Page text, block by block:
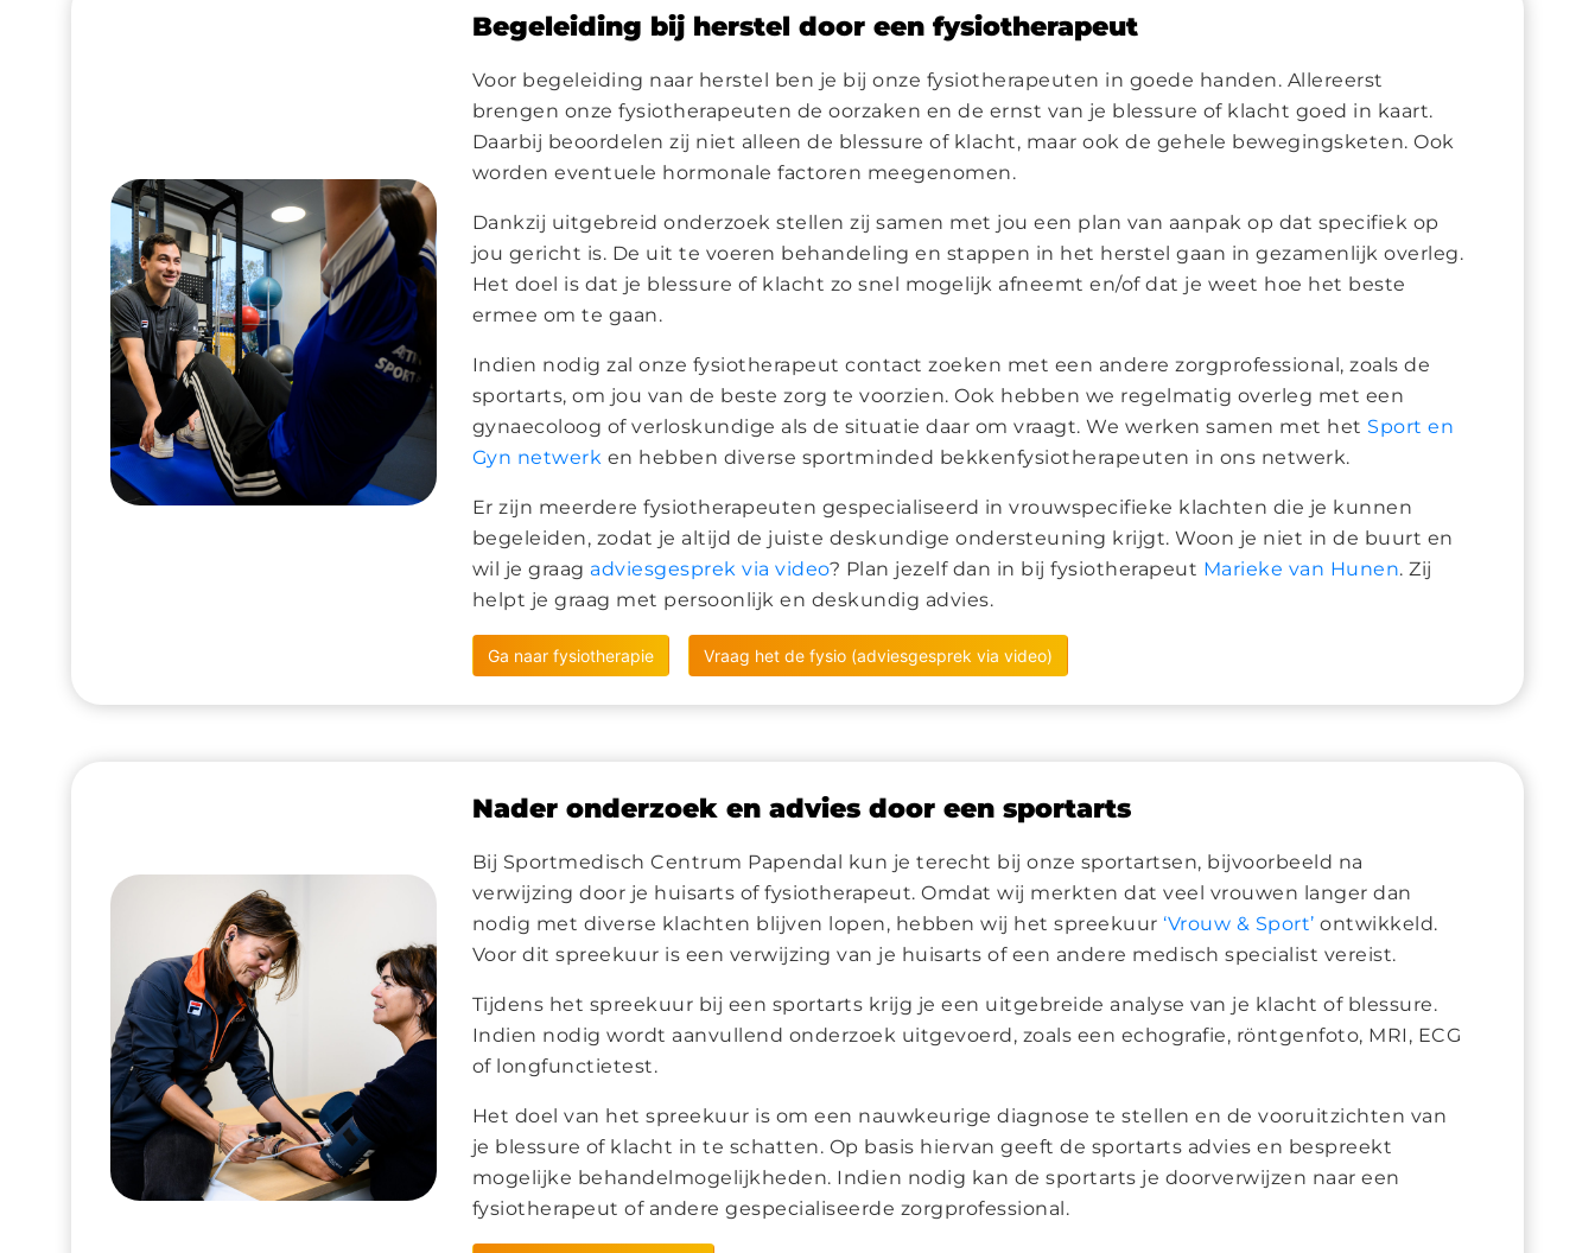
Begeleiding bij herstel door een fysiotherapeut
Voor begeleiding naar herstel ben je bij onze fysiotherapeuten in goede handen. Allereerst
brengen onze fysiotherapeuten de oorzaken en de ernst van je blessure of klacht goed in kaart.
Daarbij beoordelen zij niet alleen de blessure of klacht, maar ook de gehele bewegingsketen. Ook
worden eventuele hormonale factoren meegenomen.
Dankzij uitgebreid onderzoek stellen zij samen met jou een plan van aanpak op dat specifiek op
jou gericht is. De uit te voeren behandeling en stappen in het herstel gaan in gezamenlijk overleg.
Het doel is dat je blessure of klacht zo snel mogelijk afneemt en/of dat je weet hoe het beste
ermee om te gaan.
Indien nodig zal onze fysiotherapeut contact zoeken met een andere zorgprofessional, zoals de
sportarts, om jou van de beste zorg te voorzien. Ook hebben we regelmatig overleg met een
gynaecoloog of verloskundige als de situatie daar om vraagt. We werken samen met het Sport en
Gyn netwerk en hebben diverse sportminded bekkenfysiotherapeuten in ons netwerk.
Er zijn meerdere fysiotherapeuten gespecialiseerd in vrouwspecifieke klachten die je kunnen
begeleiden, zodat je altijd de juiste deskundige ondersteuning krijgt. Woon je niet in de buurt en
wil je graag adviesgesprek via video? Plan jezelf dan in bij fysiotherapeut Marieke van Hunen. Zij
helpt je graag met persoonlijk en deskundig advies.
Ga naar fysiotherapie Vraag het de fysio (adviesgesprek via video)
Nader onderzoek en advies door een sportarts
Bij Sportmedisch Centrum Papendal kun je terecht bij onze sportartsen, bijvoorbeeld na
verwijzing door je huisarts of fysiotherapeut. Omdat wij merkten dat veel vrouwen langer dan
nodig met diverse klachten blijven lopen, hebben wij het spreekuur ‘Vrouw & Sport’ ontwikkeld.
Voor dit spreekuur is een verwijzing van je huisarts of een andere medisch specialist vereist.
Tijdens het spreekuur bij een sportarts krijg je een uitgebreide analyse van je klacht of blessure.
Indien nodig wordt aanvullend onderzoek uitgevoerd, zoals een echografie, röntgenfoto, MRI, ECG
of longfunctietest.
Het doel van het spreekuur is om een nauwkeurige diagnose te stellen en de vooruitzichten van
je blessure of klacht in te schatten. Op basis hiervan geeft de sportarts advies en bespreekt
mogelijke behandelmogelijkheden. Indien nodig kan de sportarts je doorverwijzen naar een
fysiotherapeut of andere gespecialiseerde zorgprofessional.